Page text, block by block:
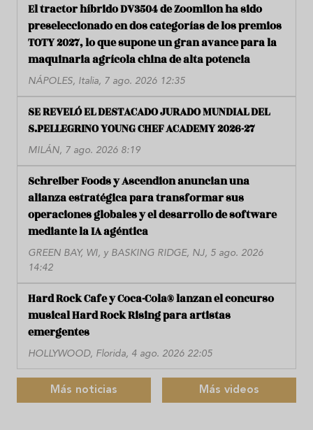
El tractor híbrido DV3504 de Zoomlion ha sido
preseleccionado en dos categorías de los premios
TOTY 2027, lo que supone un gran avance para la
maquinaria agrícola china de alta potencia
NÁPOLES, Italia, 7 ago. 2026 12:35
SE REVELÓ EL DESTACADO JURADO MUNDIAL DEL
S.PELLEGRINO YOUNG CHEF ACADEMY 2026-27
MILÁN, 7 ago. 2026 8:19
Schreiber Foods y Ascendion anuncian una
alianza estratégica para transformar sus
operaciones globales y el desarrollo de software
mediante la IA agéntica
GREEN BAY, WI, y BASKING RIDGE, NJ, 5 ago. 2026
14:42
Hard Rock Cafe y Coca-Cola® lanzan el concurso
musical Hard Rock Rising para artistas
emergentes
HOLLYWOOD, Florida, 4 ago. 2026 22:05
Más noticias Más videos